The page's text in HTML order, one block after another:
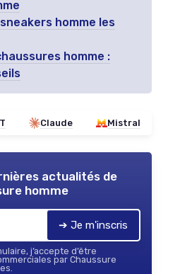
homme les
homme :
Claude Mistral
actualités de
homme
➔ Je m'inscris
j’accepte d’être
par Chaussure